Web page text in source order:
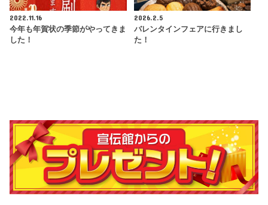
2022.11.16
今年も年賀状の季節がやってきま
した！
2026.2.5
バレンタインフェアに行きまし
た！